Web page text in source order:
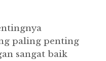
paling penting
sangat baik